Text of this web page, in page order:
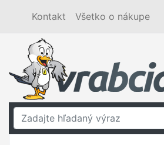
Kontakt Všetko o nákupe